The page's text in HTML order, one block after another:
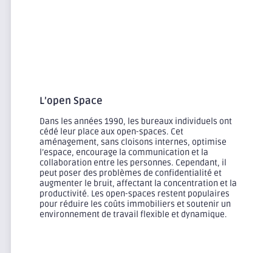
L’open Space
Dans les années 1990, les bureaux individuels ont
cédé leur place aux open-spaces. Cet
aménagement, sans cloisons internes, optimise
l’espace, encourage la communication et la
collaboration entre les personnes. Cependant, il
peut poser des problèmes de confidentialité et
augmenter le bruit, affectant la concentration et la
productivité. Les open-spaces restent populaires
pour réduire les coûts immobiliers et soutenir un
environnement de travail flexible et dynamique.